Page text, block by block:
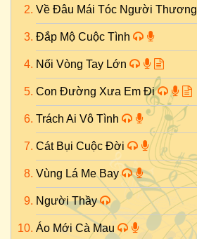
Về Đâu Mái Tóc Người Thương
Đắp Mộ Cuộc Tình
Nối Vòng Tay Lớn
Con Đường Xưa Em Đi
Trách Ai Vô Tình
Cát Bụi Cuộc Đời
Vùng Lá Me Bay
Người Thầy
Áo Mới Cà Mau